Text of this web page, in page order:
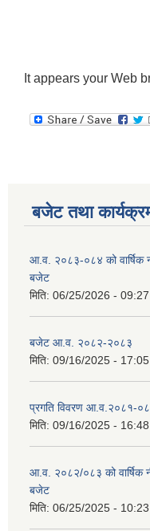
It appears your Web
बजेट तथा
आ.व. २०८३-०८४ को वार्षिक
बजेट
मिति: 06/25/2026 - 09:27
बजेट आ.व. २०८२-२०८३
मिति: 09/16/2025 - 17:05
प्रगति विवरण आ.व.२०८१-
मिति: 09/16/2025 - 16:48
आ.व. २०८२/०८३ को वार्षिक
बजेट
मिति: 06/25/2025 - 10:23